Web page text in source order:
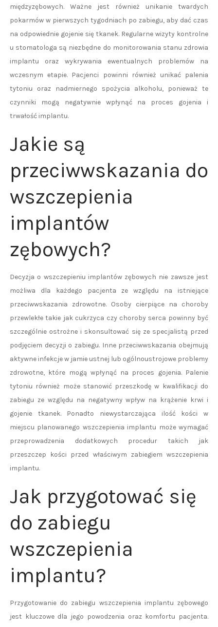
międzyzębowych. Ważne jest również unikanie twardych
pokarmów w pierwszych tygodniach po zabiegu, aby dać czas
na odpowiednie gojenie się tkanek. Regularne wizyty kontrolne
u stomatologa są niezbędne do monitorowania stanu zdrowia
implantu oraz wykrywania ewentualnych problemów na
wczesnym etapie. Pacjenci powinni również unikać palenia
tytoniu oraz nadmiernego spożycia alkoholu, ponieważ te
czynniki mogą negatywnie wpłynąć na proces gojenia i
trwałość implantu.
Jakie są
przeciwwskazania do
wszczepienia
implantów
zębowych?
Decyzja o wszczepieniu implantów zębowych nie zawsze jest
możliwa dla każdego pacjenta ze względu na istniejące
przeciwwskazania zdrowotne. Osoby cierpiące na choroby
przewlekłe takie jak cukrzyca czy choroby serca powinny być
szczególnie ostrożne i skonsultować się ze specjalistą przed
podjęciem decyzji o zabiegu. Inne przeciwwskazania obejmują
aktywne infekcje w jamie ustnej lub ogólnoustrojowe problemy
zdrowotne, które mogą wpłynąć na proces gojenia. Palenie
tytoniu również może stanowić przeszkodę w kwalifikacji do
zabiegu ze względu na negatywny wpływ na krążenie krwi i
gojenie tkanek. Ponadto niewystarczająca ilość kości w
miejscu planowanego wszczepienia implantu może wymagać
przeprowadzenia dodatkowych procedur takich jak
przeszczep kości przed właściwym zabiegiem wszczepienia
implantu.
Jak przygotować się
do zabiegu
wszczepienia
implantu?
Przygotowanie do zabiegu wszczepienia implantu zębowego
jest kluczowe dla jego powodzenia oraz komfortu pacjenta.